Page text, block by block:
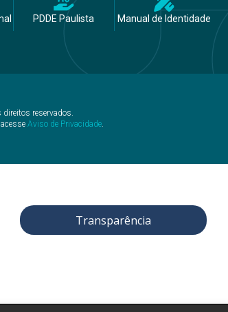
PDDE Paulista Manual de Identidade
direitos reservados.
Aviso de Privacidade
Transparência